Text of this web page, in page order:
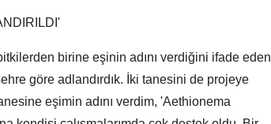
birine eşinin adını verdiğini ifade eden
göre adlandırdık. İki tanesini de projeye
eşimin adını verdim, 'Aethionema